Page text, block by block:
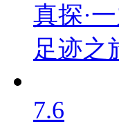
真探·
足迹之
7.6